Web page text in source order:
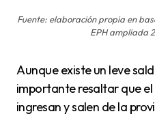
Fuente: elaboración propia en
EPH ampliada
Aunque existe un leve saldo migratorio negativo, es
importante resaltar que
ingresan y salen de la